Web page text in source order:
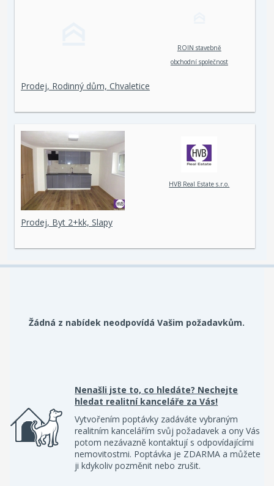
ROIN stavebně
obchodní společnost
Prodej, Rodinný dům, Chvaletice
HVB Real Estate s.r.o.
Prodej, Byt 2+kk, Slapy
Žádná z nabídek neodpovídá Vašim požadavkům.
Nenašli jste to, co hledáte? Nechejte
hledat realitní kanceláře za Vás!
Vytvořením poptávky zadáváte vybraným
realitním kancelářím svůj požadavek a ony Vás
potom nezávazně kontaktují s odpovídajícími
nemovitostmi. Poptávka je ZDARMA a můžete
ji kdykoliv pozměnit nebo zrušit.